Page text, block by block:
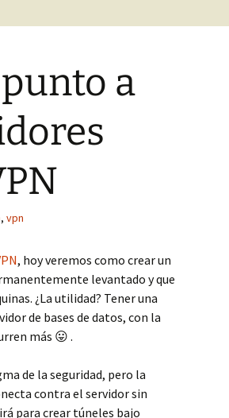
a
, vpn
, hoy veremos como crear un
levantado y que
¿La utilidad? Tener una
de bases de datos, con la
más 😛 .
de la seguridad, pero la
contra el servidor sin
para crear túneles bajo